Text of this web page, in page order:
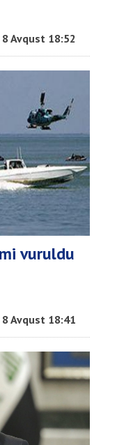
8 Avqust 18:52
vuruldu
8 Avqust 18:41